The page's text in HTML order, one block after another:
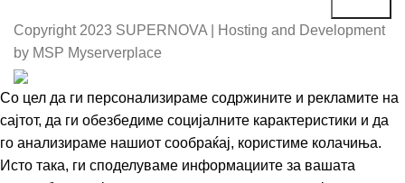
Copyright 2023 SUPERNOVA | Hosting and Development
by MSP Myserverplace
Со цел да ги персонализираме содржините и рекламите на
сајтот, да ги обезбедиме социјалните карактеристики и да
го анализираме нашиот сообраќај, користиме колачиња.
Исто така, ги споделуваме информациите за вашата